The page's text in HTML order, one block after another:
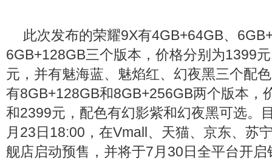
此次发布的荣耀9X有4GB+64GB、
6GB+128GB三个版本，价格分别为1399
元，并有魅海蓝、魅焰红、幻夜黑三个配
有8GB+128GB和8GB+256GB两个版本，
和2399元，配色有幻影紫和幻夜黑可选。
月23日18:00，在Vmall、天猫、京东、苏
舰店启动预售，并将于7月30日全平台开